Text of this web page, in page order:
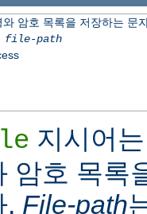
와 암호 목록을 저장하는 문
file-path
지시어
암호 목록
. File-path